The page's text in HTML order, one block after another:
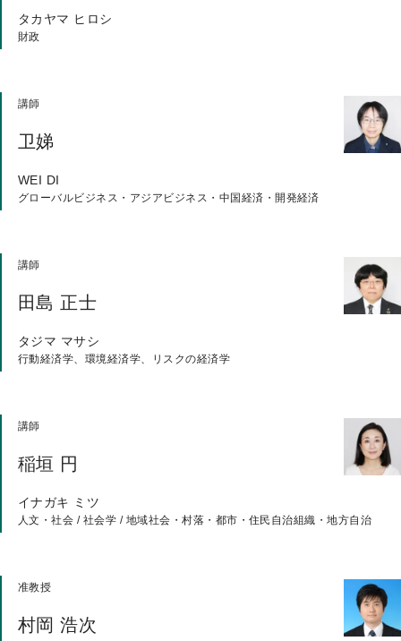
タカヤマ ヒロシ
財政
講師
卫娣
WEI DI
グローバルビジネス・アジアビジネス・中国経済・開発経済
講師
田島 正士
タジマ マサシ
行動経済学、環境経済学、リスクの経済学
講師
稲垣 円
イナガキ ミツ
人文・社会 / 社会学 / 地域社会・村落・都市・住民自治組織・地方自治
准教授
村岡 浩次